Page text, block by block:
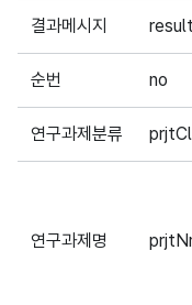
결과메시지
순번 no
연구과제분류
연구과제명